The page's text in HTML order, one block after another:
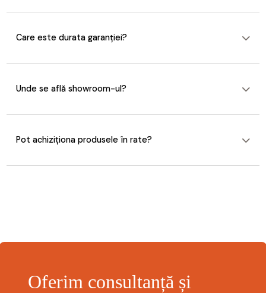
Care este durata garanției?
Unde se află showroom-ul?
Pot achiziționa produsele în rate?
Oferim consultanță și